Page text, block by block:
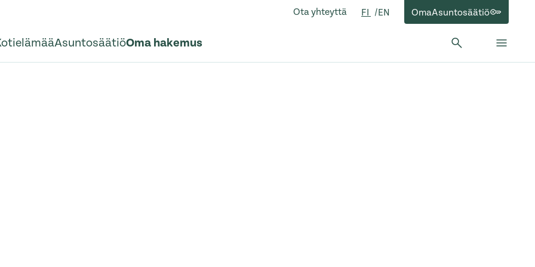
Ota yhteyttä FI EN OmaAsuntosäätiö
AsuntosäätiöOma hakemus
Hae: